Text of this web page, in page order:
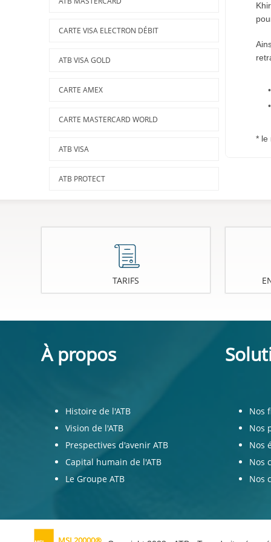
CARTE VISA ELECTRON DÉBIT
ATB VISA GOLD
CARTE AMEX
CARTE MASTERCARD WORLD
ATB VISA
ATB PROTECT
* le
TARIFS
À propos
Histoire de l'ATB
Vision de l'ATB
Prespectives d'avenir ATB
Capital humain de l'ATB
Le Groupe ATB
Nos
Nos
Nos
Nos
Nos